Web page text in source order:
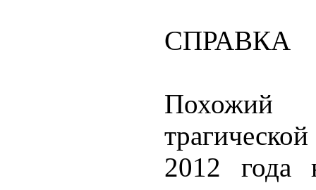
СПРАВКА
Похожий
2012 года